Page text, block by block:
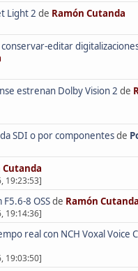
Light 2 de Ramón Cutanda
editar
estrenan Dolby Vision 2 de
SDI o por componentesde
Cutanda
19:23:53]
8 OSSde Ramón Cutanda
19:14:36]
real con NCH Voxal Voice
19:03:50]